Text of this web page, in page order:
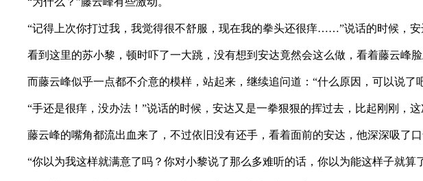
“记得上次你打过我，我觉得很不舒服，现在我的拳头还很痒……”说话的时候，安
看到这里的苏小黎，顿时吓了一大跳，没有想到安达竟然会这么做，看着藤云峰脸
而藤云峰似乎一点都不介意的模样，站起来，继续追问道：“什么原因，可以说了
“手还是很痒，没办法！”说话的时候，安达又是一拳狠狠的挥过去，比起刚刚，这
藤云峰的嘴角都流出血来了，不过依旧没有还手，看着面前的安达，他深深吸了口
“你以为我这样就满意了吗？你对小黎说了那么多难听的话，你以为能这样子就算